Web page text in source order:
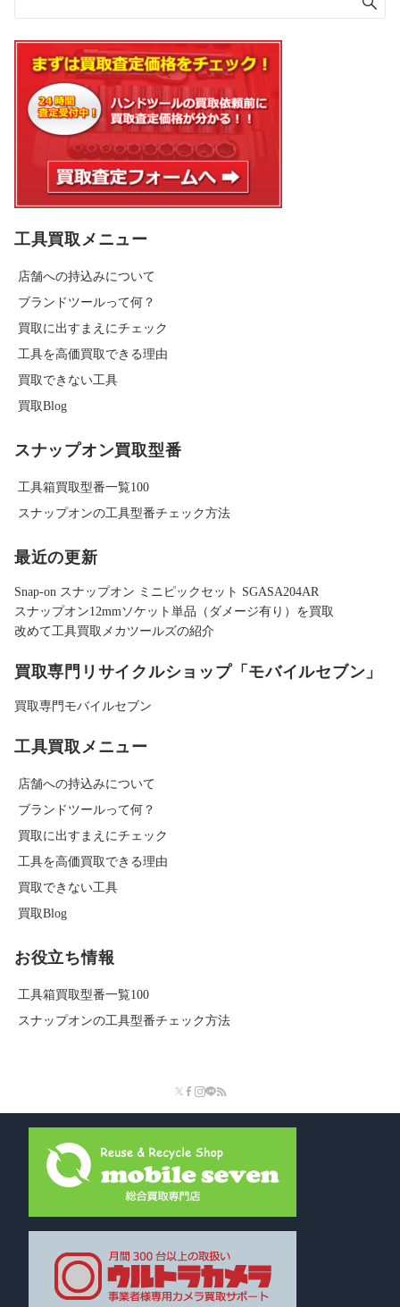
工具買取メニュー
店舗への持込みについて
ブランドツールって何？
買取に出すまえにチェック
工具を高価買取できる理由
買取できない工具
買取Blog
スナップオン買取型番
工具箱買取型番一覧100
スナップオンの工具型番チェック方法
最近の更新
Snap-on スナップオン ミニピックセット SGASA204AR
スナップオン12mmソケット単品（ダメージ有り）を買取
改めて工具買取メカツールズの紹介
買取専門リサイクルショップ「モバイルセブン」
買取専門モバイルセブン
工具買取メニュー
店舗への持込みについて
ブランドツールって何？
買取に出すまえにチェック
工具を高価買取できる理由
買取できない工具
買取Blog
お役立ち情報
工具箱買取型番一覧100
スナップオンの工具型番チェック方法